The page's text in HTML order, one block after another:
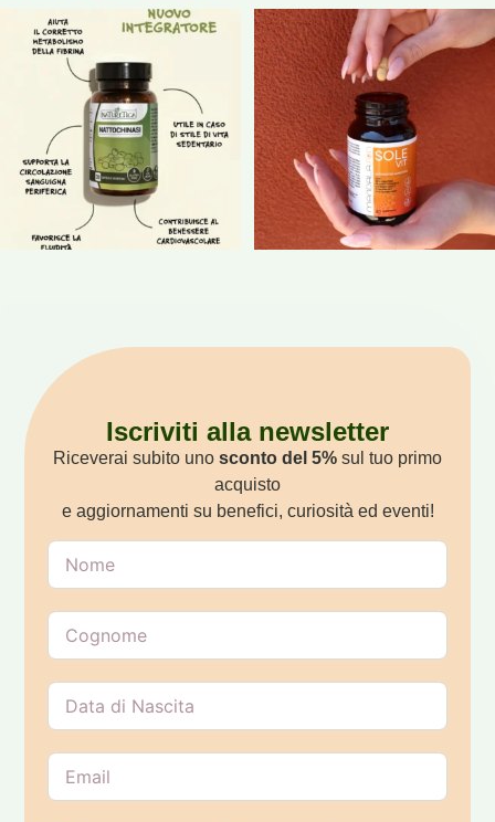
Prendersi cura della circolazione è
fondamentale
19 0
Prendersi cura della pelle non
significa ...
24
Iscriviti alla newsletter
Riceverai subito uno sconto del 5% sul tuo primo
acquisto
e aggiornamenti su benefici, curiosità ed eventi!